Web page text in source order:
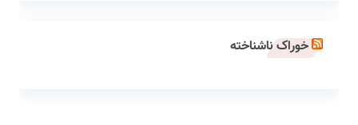
خوراک ناشناخته